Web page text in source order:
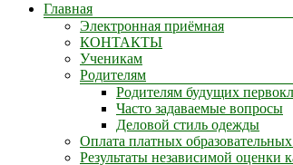
Главная
Электронная приёмная
КОНТАКТЫ
Ученикам
Родителям
Родителям будущих
Часто задаваемые вопросы
Деловой стиль одежды
Оплата платных
Результаты независимой оценки